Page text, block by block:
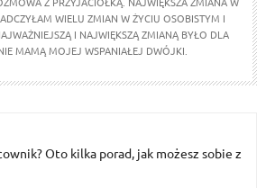
WIELU ZMIAN W ŻYCIU OSOBISTYM I
I NAJWIĘKSZĄ ZMIANĄ BYŁO DLA
MAMĄ MOJEJ WSPANIAŁEJ DWÓJKI.
Oto kilka porad, jak możesz sobie z